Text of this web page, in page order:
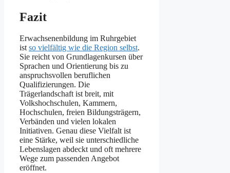
Fazit
Erwachsenenbildung im Ruhrgebiet
istso vielfältig wie die Region selbst.
Sie reicht von Grundlagenkursen über
Sprachen und Orientierung bis zu
anspruchsvollen beruflichen
Qualifizierungen. Die
Trägerlandschaft ist breit, mit
Volkshochschulen, Kammern,
Hochschulen, freien Bildungsträgern,
Verbänden und vielen lokalen
Initiativen. Genau diese Vielfalt ist
eine Stärke, weil sie unterschiedliche
Lebenslagen abdeckt und oft mehrere
Wege zum passenden Angebot
eröffnet.